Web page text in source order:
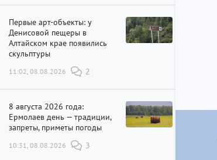
Первые арт-объекты: у
Денисовой пещеры в
Алтайском крае появились
скульптуры
11:02, 08.08.2026 2
8 августа 2026 года:
Ермолаев день — традиции,
запреты, приметы погоды
10:31, 08.08.2026 3